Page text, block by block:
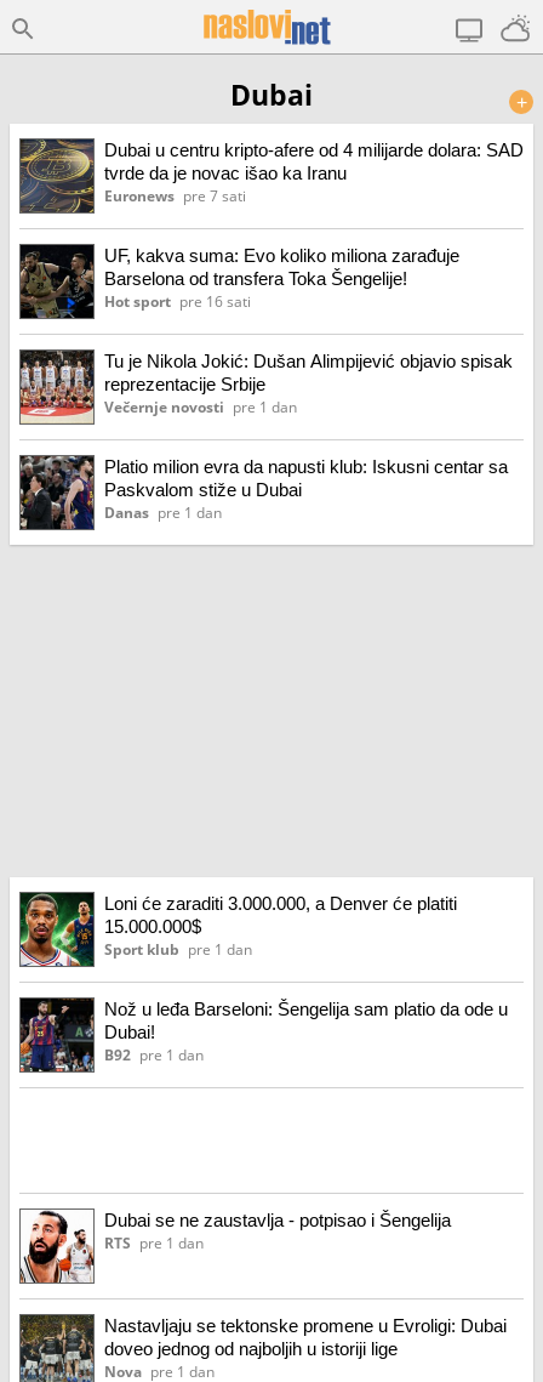
Dubai +
Dubai u centru kripto-afere od 4 milijarde dolara: SAD
tvrde da je novac išao ka Iranu
Euronews pre 7 sati
UF, kakva suma: Evo koliko miliona zarađuje
Barselona od transfera Toka Šengelije!
Hot sport pre 16 sati
Tu je Nikola Jokić: Dušan Alimpijević objavio spisak
reprezentacije Srbije
Večernje novosti pre 1 dan
Platio milion evra da napusti klub: Iskusni centar sa
Paskvalom stiže u Dubai
Danas pre 1 dan
Loni će zaraditi 3.000.000, a Denver će platiti
15.000.000$
Sport klub pre 1 dan
Nož u leđa Barseloni: Šengelija sam platio da ode u
Dubai!
B92 pre 1 dan
Dubai se ne zaustavlja - potpisao i Šengelija
RTS pre 1 dan
Nastavljaju se tektonske promene u Evroligi: Dubai
doveo jednog od najboljih u istoriji lige
Nova pre 1 dan